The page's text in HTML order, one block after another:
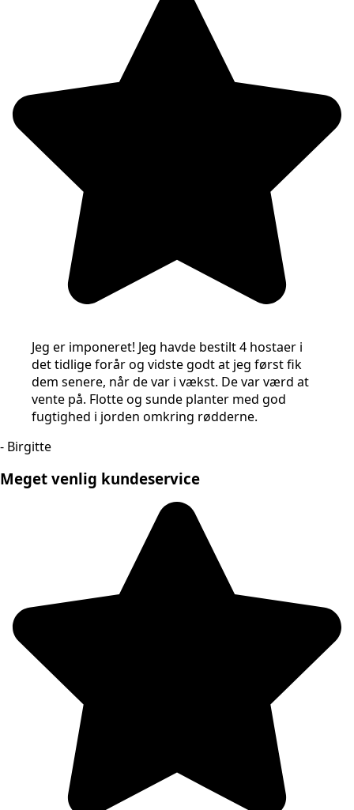
Jeg er imponeret! Jeg havde bestilt 4 hostaer i
det tidlige forår og vidste godt at jeg først fik
dem senere, når de var i vækst. De var værd at
vente på. Flotte og sunde planter med god
fugtighed i jorden omkring rødderne.
- Birgitte
Meget venlig kundeservice